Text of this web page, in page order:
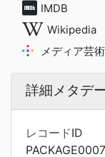
IMDB
Wikipedia
メディア芸
詳細メタデ
レコードID